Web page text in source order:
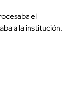
el
a la institución.